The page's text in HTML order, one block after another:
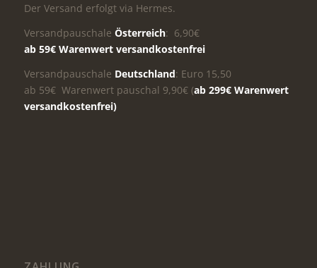
Der Versand erfolgt via Hermes.
Versandpauschale Österreich: 6,90€
ab 59€ Warenwert versandkostenfrei
Versandpauschale Deutschland: Euro 15,50
ab 59€ Warenwert pauschal 9,90€ (ab 299€ Warenwert
versandkostenfrei)